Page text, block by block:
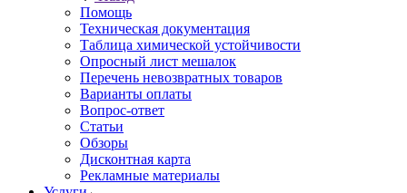
Помощь
Техническая документация
Таблица химической устойчивости
Опросный лист мешалок
Перечень невозвратных товаров
Варианты оплаты
Вопрос-ответ
Статьи
Обзоры
Дисконтная карта
Рекламные материалы